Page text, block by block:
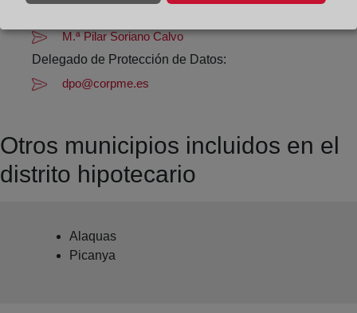
M.ª Pilar Soriano Calvo
Delegado de Protección de Datos:
dpo@corpme.es
Otros municipios incluidos en el
distrito hipotecario
Alaquas
Picanya